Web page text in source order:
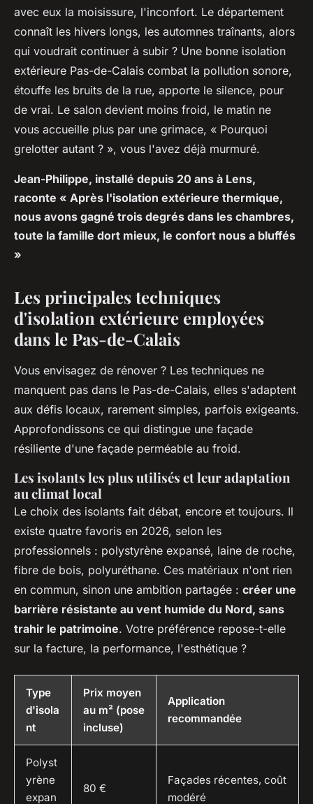
avec eux la moisissure, l'inconfort. Le département
connaît les hivers longs, les automnes traînants, alors
qui voudrait continuer à subir ? Une bonne isolation
extérieure Pas-de-Calais combat la pollution sonore,
étouffe les bruits de la rue, apporte le silence, pour
de vrai. Le salon devient moins froid, le matin ne
vous accueille plus par une grimace, « Pourquoi
grelotter autant ? », vous l'avez déjà murmuré.
Jean-Philippe, installé depuis 20 ans à Lens,
raconte « Après l'isolation extérieure thermique,
nous avons gagné trois degrés dans les chambres,
toute la famille dort mieux, le confort nous a bluffés
»
Les principales techniques
d'isolation extérieure employées
dans le Pas-de-Calais
Vous envisagez de rénover ? Les techniques ne
manquent pas dans le Pas-de-Calais, elles s'adaptent
aux défis locaux, rarement simples, parfois exigeants.
Approfondissons ce qui distingue une façade
résiliente d'une façade perméable au froid.
Les isolants les plus utilisés et leur adaptation
au climat local
Le choix des isolants fait débat, encore et toujours. Il
existe quatre favoris en 2026, selon les
professionnels : polystyrène expansé, laine de roche,
fibre de bois, polyuréthane. Ces matériaux n'ont rien
en commun, sinon une ambition partagée : créer une
barrière résistante au vent humide du Nord, sans
trahir le patrimoine. Votre préférence repose-t-elle
sur la facture, la performance, l'esthétique ?
Type
d'isola
nt
Prix moyen
au m² (pose
incluse)
Application
recommandée
Polyst
yrène
expan
80 €
Façades récentes, coût
modéré